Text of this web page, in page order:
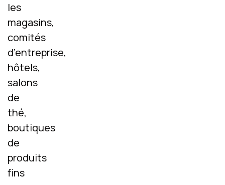
les
magasins,
comités
d’entreprise,
hôtels,
salons
de
thé,
boutiques
de
produits
fins